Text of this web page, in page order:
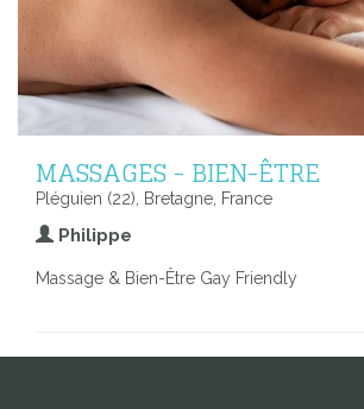
MASSAGES - BIEN-ÊTRE
Pléguien (22), Bretagne, France
Philippe
Massage & Bien-Être Gay Friendly